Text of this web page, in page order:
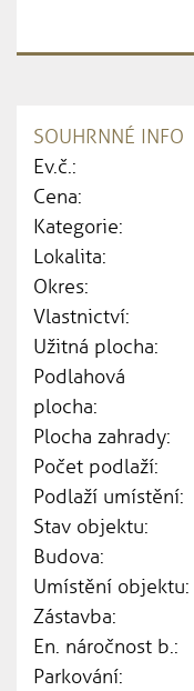
SOUHRNNÉ INFO
Ev.č.:
Cena:
Kategorie:
Lokalita:
Okres:
Vlastnictví:
Užitná plocha:
Podlahová
plocha:
Plocha zahrady:
Počet podlaží:
Podlaží umístění:
Stav objektu:
Budova:
Umístění objektu:
Zástavba:
En. náročnost b.:
Parkování: